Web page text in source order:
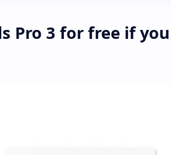
Pro 3 for free if